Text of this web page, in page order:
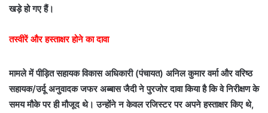
खड़े हो गए हैं।
तस्वीरें और हस्ताक्षर होने का दावा
मामले में पीड़ित सहायक विकास अधिकारी (पंचायत) अनिल कुमार वर्मा और वरिष्ठ
सहायक/उर्दू अनुवादक जफर अब्बास जैदी ने पुरजोर दावा किया है कि वे निरीक्षण के
समय मौके पर ही मौजूद थे। उन्होंने न केवल रजिस्टर पर अपने हस्ताक्षर किए थे,